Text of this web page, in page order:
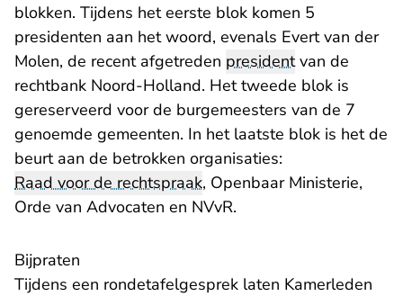
blokken. Tijdens het eerste blok komen 5
presidenten aan het woord, evenals Evert van der
Molen, de recent afgetreden presidentvan de
rechtbank Noord-Holland. Het tweede blok is
gereserveerd voor de burgemeesters van de 7
genoemde gemeenten. In het laatste blok is het de
beurt aan de betrokken organisaties:
Raad voor de rechtspraak, Openbaar Ministerie,
Orde van Advocaten en NVvR.
Bijpraten
Tijdens een rondetafelgesprek laten Kamerleden